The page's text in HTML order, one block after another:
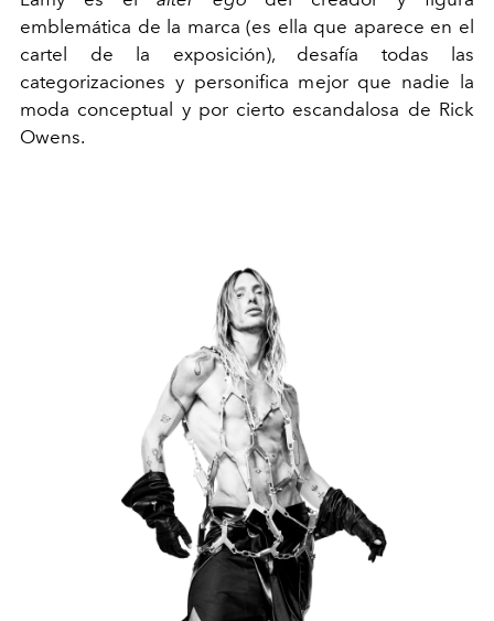
emblemática de la marca (es ella que aparece en el
cartel de la exposición), desafía todas las
categorizaciones y personifica mejor que nadie la
moda conceptual y por cierto escandalosa de Rick
Owens.